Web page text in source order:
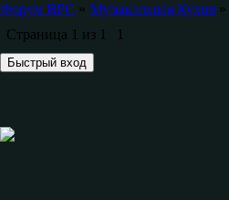
Форум ВРС » Музыкальная Кухня »
Страница 1 из 1 1